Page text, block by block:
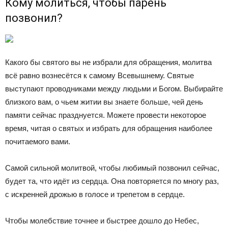
Кому молиться, чтобы парень
позвонил?
Какого бы святого вы не избрали для обращения, молитва
всё равно вознесётся к самому Всевышнему. Святые
выступают проводниками между людьми и Богом. Выбирайте
близкого вам, о чьем житии вы знаете больше, чей день
памяти сейчас празднуется. Можете провести некоторое
время, читая о святых и избрать для обращения наиболее
почитаемого вами.
Самой сильной молитвой, чтобы любимый позвонил сейчас,
будет та, что идёт из сердца. Она повторяется по многу раз,
с искренней дрожью в голосе и трепетом в сердце.
Чтобы молебствие точнее и быстрее дошло до Небес,